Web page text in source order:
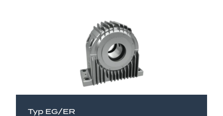
Typ EG/ER